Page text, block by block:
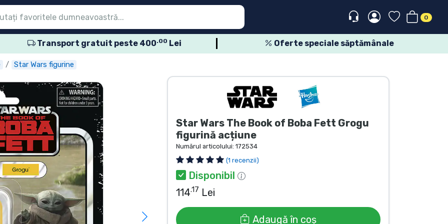
0
Transport gratuit peste 400.00 Lei Oferte speciale săptămânale
Star Wars figurine
Star Wars The Book of Boba Fett Grogu
figurină acțiune
Numărul articolului: 172534
(1 recenzii)
Disponibil
114.17 Lei
Adaugă în coș
seriale
de film
de desene
anime
gamer
sportive
muzicale